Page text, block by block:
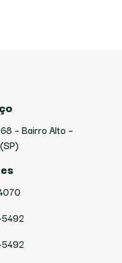
– Bairro Alto –